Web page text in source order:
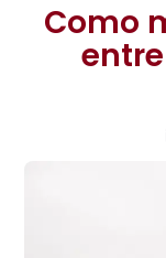
Como